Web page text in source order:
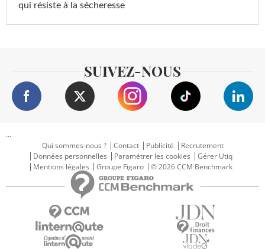
qui résiste à la sécheresse
SUIVEZ-NOUS
...
Qui sommes-nous ?
Contact Publicité
Recrutement
Données personnelles
Paramétrer les cookies
Gérer Utiq
Mentions légales
Groupe Figaro © 2026 CCM Benchmark